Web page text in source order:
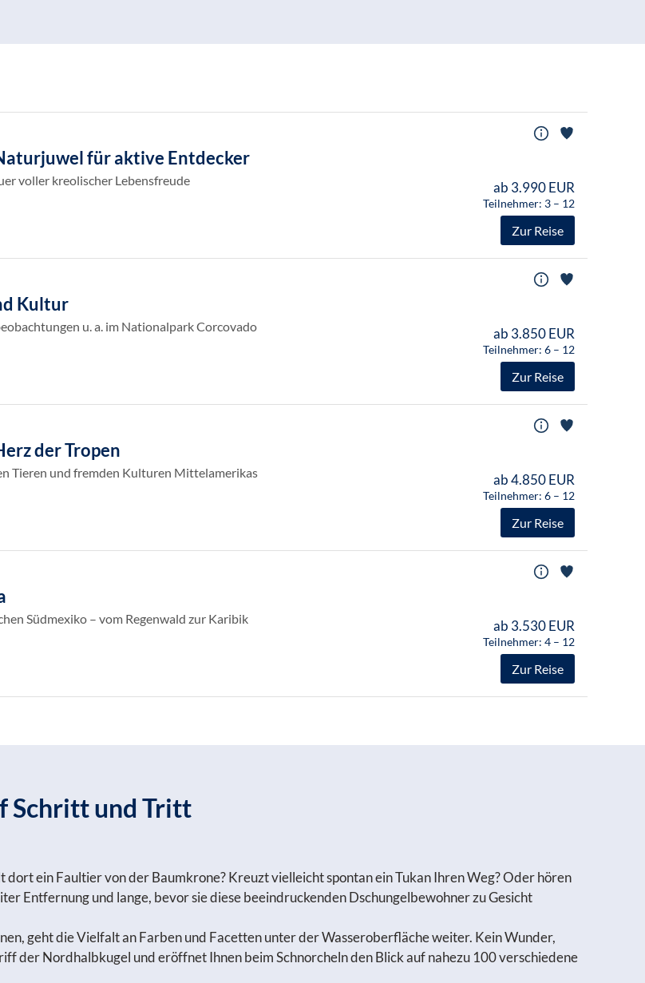
für aktive Entdecker
voller kreolischer Lebensfreude ab 3.990 EUR
Teilnehmer: 3 – 12
Zur Reise
Kultur
u. a. im Nationalpark Corcovado ab 3.850 EUR
Teilnehmer: 6 – 12
Zur Reise
der Tropen
Tieren und fremden Kulturen Mittelamerikas ab 4.850 EUR
Teilnehmer: 6 – 12
Zur Reise
Südmexiko – vom Regenwald zur Karibik ab 3.530 EUR
Teilnehmer: 4 – 12
Zur Reise
Schritt und Tritt
ein Faultier von der Baumkrone? Kreuzt vielleicht spontan ein Tukan Ihren Weg? Oder hören
Entfernung und lange, bevor sie diese beeindruckenden Dschungelbewohner zu Gesicht
geht die Vielfalt an Farben und Facetten unter der Wasseroberfläche weiter. Kein Wunder,
der Nordhalbkugel und eröffnet Ihnen beim Schnorcheln den Blick auf nahezu 100 verschiedene